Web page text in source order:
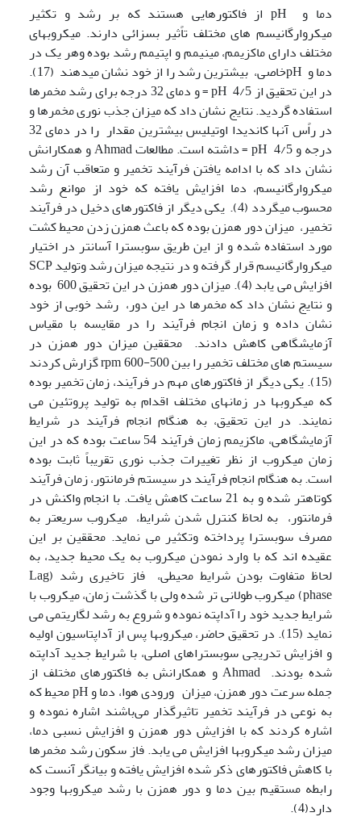
دما و pH از فاکتورهایی هستند که بر رشد و تکثیر
میکروارگانیسم های مختلف تاًثیر بسزائی دارند. میکروبهای
مختلف دارای ماکزیمم، مینیمم و اپتیمم رشد بوده وهر یک در
دما و pHخاصی، بیشترین رشد را از خود نشان میدهند (17).
در این تحقیق از 4/5 pH = و دمای 32 درجه برای رشد مخمرها
استفاده گردید. نتایج نشان داد که میزان جذب نوری مخمرها و
در راًس آنها کاندیدا اوتیلیس بیشترین مقدار را در دمای 32
درجه و 4/5 pH = داشته است. مطالعات Ahmad و همکارانش
نشان داد که با ادامه یافتن فرآیند تخمیر و متعاقب آن رشد
میکروارگانیسم، دما افزایش یافته که خود از موانع رشد
محسوب میگردد (4). یکی دیگر از فاکتورهای دخیل در فرآیند
تخمیر، میزان دور همزن بوده که باعث همزن زدن محیط کشت
مورد استفاده شده و از این طریق سوبسترا آسانتر در اختیار
میکروارگانیسم قرار گرفته و در نتیجه میزان رشد وتولید SCP
افزایش می یابد (4). میزان دور همزن در این تحقیق 600 بوده
و نتایج نشان داد که مخمرها در این دور، رشد خوبی از خود
نشان داده و زمان انجام فرآیند را در مقایسه با مقیاس
آزمایشگاهی کاهش دادند. محققین میزان دور همزن در
سیستم های مختلف تخمیر را بین rpm 600-500 گزارش کردند
(15). یکی دیگر از فاکتورهای مهم در فرآیند، زمان تخمیر بوده
که میکروبها در زمانهای مختلف اقدام به تولید پروتئین می
نمایند. در این تحقیق، به هنگام انجام فرآیند در شرایط
آزمایشگاهی، ماکزیمم زمان فرآیند 54 ساعت بوده که در این
زمان میکروب از نظر تغییرات جذب نوری تقریباً ثابت بوده
است. به هنگام انجام فرآیند در سیستم فرمانتور، زمان فرآیند
کوتاهتر شده و به 21 ساعت کاهش یافت. با انجام واکنش در
فرمانتور، به لحاظ کنترل شدن شرایط، میکروب سریعتر به
مصرف سوبسترا پرداخته وتکثیر می نماید. محققین بر این
عقیده اند که با وارد نمودن میکروب به یک محیط جدید، به
لحاظ متفاوت بودن شرایط محیطی، فاز تاخیری رشد (Lag
phase) میکروب طولانی تر شده ولی با گذشت زمان، میکروب با
شرایط جدید خود را آداپته نموده و شروع به رشد لگاریتمی می
نماید (15). در تحقیق حاضر، میکروبها پس از آداپتاسیون اولیه
و افزایش تدریجی سوبستراهای اصلی، با شرایط جدید آداپته
شده بودند. Ahmad و همکارانش به فاکتورهای مختلف از
جمله سرعت دور همزن، میزان ورودی هوا، دما و pH محیط که
به نوعی در فرآیند تخمیر تاثیرگذار می‌باشند اشاره نموده و
اشاره کردند که با افزایش دور همزن و افزایش نسبی دما،
میزان رشد میکروبها افزایش می یابد. فاز سکون رشد مخمرها
با کاهش فاکتورهای ذکر شده افزایش یافته و بیانگر آنست که
رابطه مستقیم بین دما و دور همزن با رشد میکروبها وجود
دارد(4).